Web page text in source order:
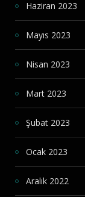
Haziran 2023
Mayıs 2023
Nisan 2023
Mart 2023
Şubat 2023
Ocak 2023
Aralık 2022